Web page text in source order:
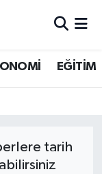
EĞİTİM
tarih